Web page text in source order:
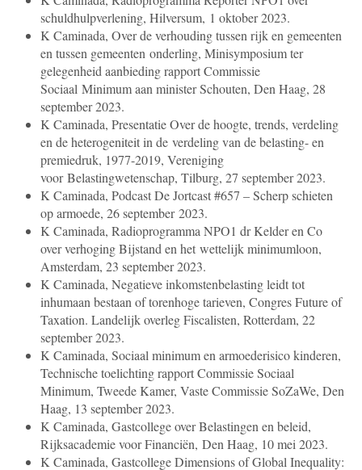
schuldhulpverlening, Hilversum, 1 oktober 2023.
K Caminada, Over de verhouding tussen rijk en gemeenten
en tussen gemeenten onderling, Minisymposium ter
gelegenheid aanbieding rapport Commissie
Sociaal Minimum aan minister Schouten, Den Haag, 28
september 2023.
K Caminada, Presentatie Over de hoogte, trends, verdeling
en de heterogeniteit in de verdeling van de belasting- en
premiedruk, 1977-2019, Vereniging
voorBelastingwetenschap, Tilburg, 27 september 2023.
K Caminada, Podcast De Jortcast #657 – Scherp schieten
op armoede, 26 september2023.
K Caminada, Radioprogramma NPO1 dr Kelder en Co
over verhoging Bijstand en het wettelijk minimumloon,
Amsterdam, 23 september 2023.
K Caminada, Negatieve inkomstenbelasting leidt tot
inhumaan bestaan of torenhogetarieven, Congres Future of
Taxation. Landelijk overleg Fiscalisten, Rotterdam, 22
september 2023.
K Caminada, Sociaal minimum en armoederisico kinderen,
Technische toelichtingrapport Commissie Sociaal
Minimum, Tweede Kamer, Vaste Commissie SoZaWe, Den
Haag, 13 september 2023.
K Caminada, Gastcollege over Belastingen en beleid,
Rijksacademie voor Financiën, Den Haag, 10 mei 2023.
K Caminada, Gastcollege Dimensions of Global Inequality: